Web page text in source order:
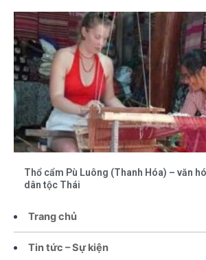
Trang chủ
Tin tức – Sự kiện
Thổ cẩm Pù Luông (Thanh Hóa) – văn
dân tộc Thái